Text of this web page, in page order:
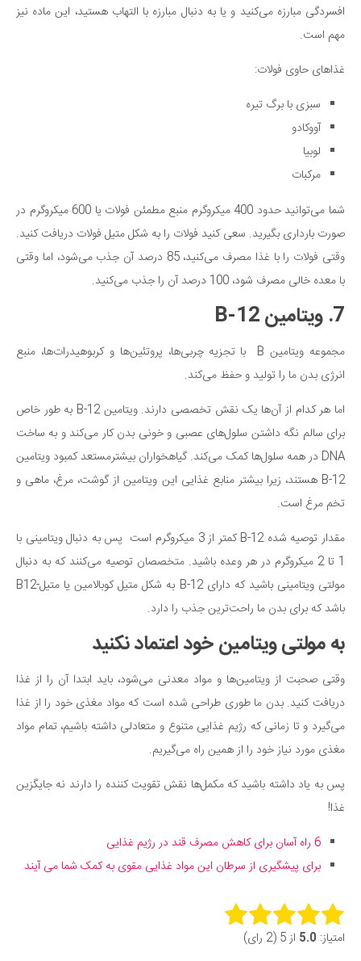
افسردگی مبارزه می‌کنید و یا به دنبال مبارزه با التهاب هستید، این ماده نیز
مهم است.
غذاهای حاوی فولات:
سبزی با برگ تیره
آووکادو
لوبیا
مرکبات
شما می‌توانید حدود 400 میکروگرم منبع مطمئن فولات یا 600 میکروگرم در
صورت بارداری بگیرید. سعی کنید فولات را به شکل متیل فولات دریافت کنید.
وقتی فولات را با غذا مصرف می‌کنید، 85 درصد آن جذب می‌شود، اما وقتی
با معده خالی مصرف شود، 100 درصد آن را جذب می‌کنید.
7. ویتامین B-12
مجموعه ویتامین B با تجزیه چربی‌ها، پروتئین‌ها و کربوهیدرات‌ها، منبع
انرژی بدن ما را تولید و حفظ می‌کند.
اما هر کدام از آن‌ها یک نقش تخصصی دارند. ویتامین B-12 به طور خاص
برای سالم نگه داشتن سلول‌های عصبی و خونی بدن کار می‌کند و به ساخت
DNA در همه سلول‌ها کمک می‌کند. گیاهخواران بیشترمستعد کمبود ویتامین
B-12 هستند، زیرا بیشتر منابع غذایی این ویتامین از گوشت، مرغ، ماهی و
تخم مرغ است.
مقدار توصیه شده B-12 کمتر از 3 میکروگرم است پس به دنبال ویتامینی با
1 تا 2 میکروگرم در هر وعده باشید. متخصصان توصیه می‌کنند که به دنبال
مولتی ویتامینی باشید که دارای B-12 به شکل متیل کوبالامین یا متیل-B12
باشد که برای بدن ما راحت‌ترین جذب را دارد.
به مولتی ویتامین خود اعتماد نکنید
وقتی صحبت از ویتامین‌ها و مواد معدنی می‌شود، باید ابتدا آن را از غذا
دریافت کنید. بدن ما طوری طراحی شده است که مواد مغذی خود را از غذا
می‌گیرد و تا زمانی که رژیم غذایی متنوع و متعادلی داشته باشیم، تمام مواد
مغذی مورد نیاز خود را از همین راه می‌گیریم.
پس به یاد داشته باشید که مکمل‌ها نقش تقویت کننده را دارند نه جایگزین
غذا!
6 راه آسان برای کاهش مصرف قند در رژیم غذایی
برای پیشگیری از سرطان این مواد غذایی مقوی به کمک شما ‌می ‌آیند
Rate this item:
امتیاز: 5.0 از 5 (2 رای)